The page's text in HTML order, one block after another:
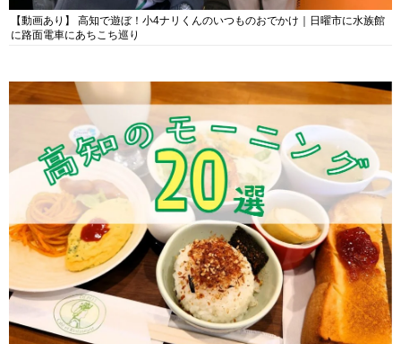
【動画あり】 高知で遊ぼ！小4ナリくんのいつものおでかけ｜日曜市に水族館
に路面電車にあちこち巡り